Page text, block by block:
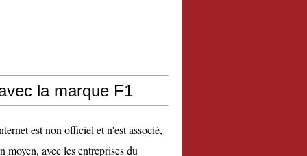
la marque F1
est non officiel et n'est associé,
moyen, avec les entreprises du